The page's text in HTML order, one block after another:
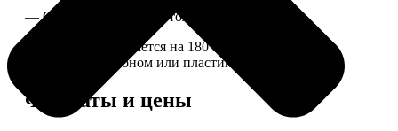
— Страницы плотные, толщина 1 мм.
— Книга раскрывается на 180 градусов, развороты
укреплены картоном или пластиком.
Форматы и цены